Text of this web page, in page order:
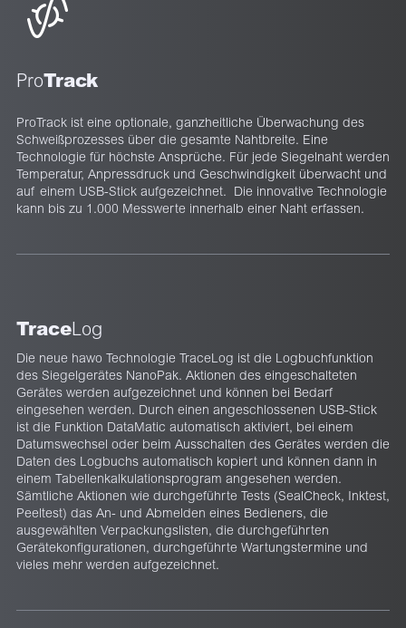
ProTrack
ProTrack ist eine optionale, ganzheitliche Überwachung des
Schweißprozesses über die gesamte Nahtbreite. Eine
Technologie für höchste Ansprüche. Für jede Siegelnaht werden
Temperatur, Anpressdruck und Geschwindigkeit überwacht und
auf einem USB-Stick aufgezeichnet. Die innovative Technologie
kann bis zu 1.000 Messwerte innerhalb einer Naht erfassen.
TraceLog
Die neue hawo Technologie TraceLog ist die Logbuchfunktion
des Siegelgerätes NanoPak. Aktionen des eingeschalteten
Gerätes werden aufgezeichnet und können bei Bedarf
eingesehen werden. Durch einen angeschlossenen USB-Stick
ist die Funktion DataMatic automatisch aktiviert, bei einem
Datumswechsel oder beim Ausschalten des Gerätes werden die
Daten des Logbuchs automatisch kopiert und können dann in
einem Tabellenkalkulationsprogram angesehen werden.
Sämtliche Aktionen wie durchgeführte Tests (SealCheck, Inktest,
Peeltest) das An- und Abmelden eines Bedieners, die
ausgewählten Verpackungslisten, die durchgeführten
Gerätekonfigurationen, durchgeführte Wartungstermine und
vieles mehr werden aufgezeichnet.